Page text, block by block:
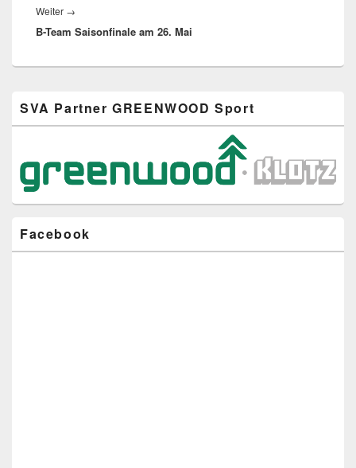
Weiter →
Beitrag:
B-Team Saisonfinale am 26. Mai
Seitenleisten-
Widgetbereich
SVA Partner GREENWOOD Sport
Facebook